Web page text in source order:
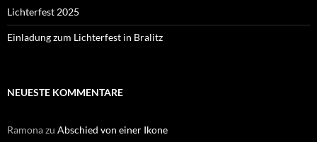
Lichterfest 2025
Einladung zum Lichterfest in Bralitz
NEUESTE KOMMENTARE
Ramonazu Abschied von einer Ikone